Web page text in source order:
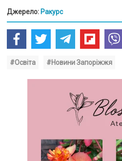
Джерело: Ракурс
#Освіта #Новини Запоріжжя